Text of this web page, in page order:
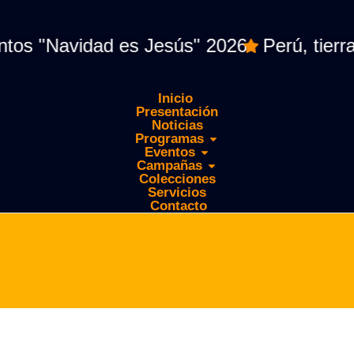
es Jesús" 2026 Perú, tierra
Inicio
Presentación
Noticias
Programas
Eventos
Campañas
Colecciones
Servicios
Contacto